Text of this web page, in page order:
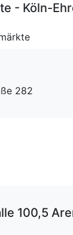
- Köln-
282
100,5